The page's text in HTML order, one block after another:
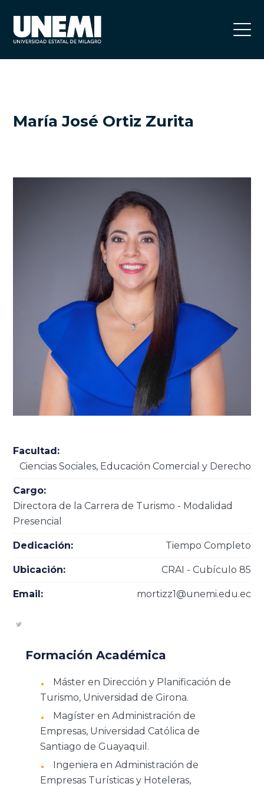
María José Ortiz Zurita
Facultad:
Ciencias Sociales, Educación Comercial y Derecho
Cargo:
Directora de la Carrera de Turismo - Modalidad
Presencial
Dedicación: Tiempo Completo
Ubicación: CRAI - Cubículo 85
Email: mortizz1@unemi.edu.ec
Formación Académica
Máster en Dirección y Planificación de
Turismo, Universidad de Girona.
Magíster en Administración de
Empresas, Universidad Católica de
Santiago de Guayaquil.
Ingeniera en Administración de
Empresas Turísticas y Hoteleras,